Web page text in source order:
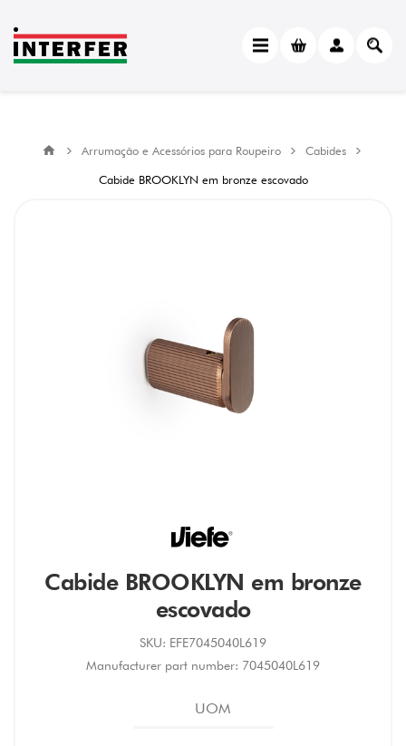
Arrumação e Acessórios para Roupeiro
Cabides
Cabide BROOKLYN em bronze escovado
Cabide BROOKLYN em bronze
escovado
SKU: EFE7045040L619
Manufacturer part number: 7045040L619
UOM